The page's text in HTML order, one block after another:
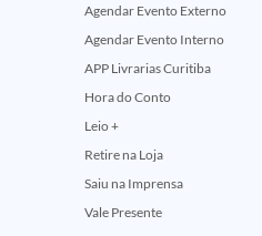
Agendar Evento Externo
Agendar Evento Interno
APP Livrarias Curitiba
Hora do Conto
Leio +
Retire na Loja
Saiu na Imprensa
Vale Presente